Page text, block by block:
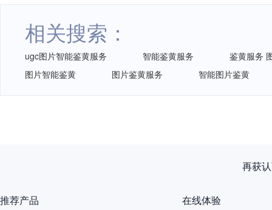
相关搜索：
ugc图片智能鉴黄服务 智能鉴黄服务
鉴黄服务
图片智能鉴黄
图片鉴黄服务 智能图片鉴黄
再获
推荐产品 在线体验